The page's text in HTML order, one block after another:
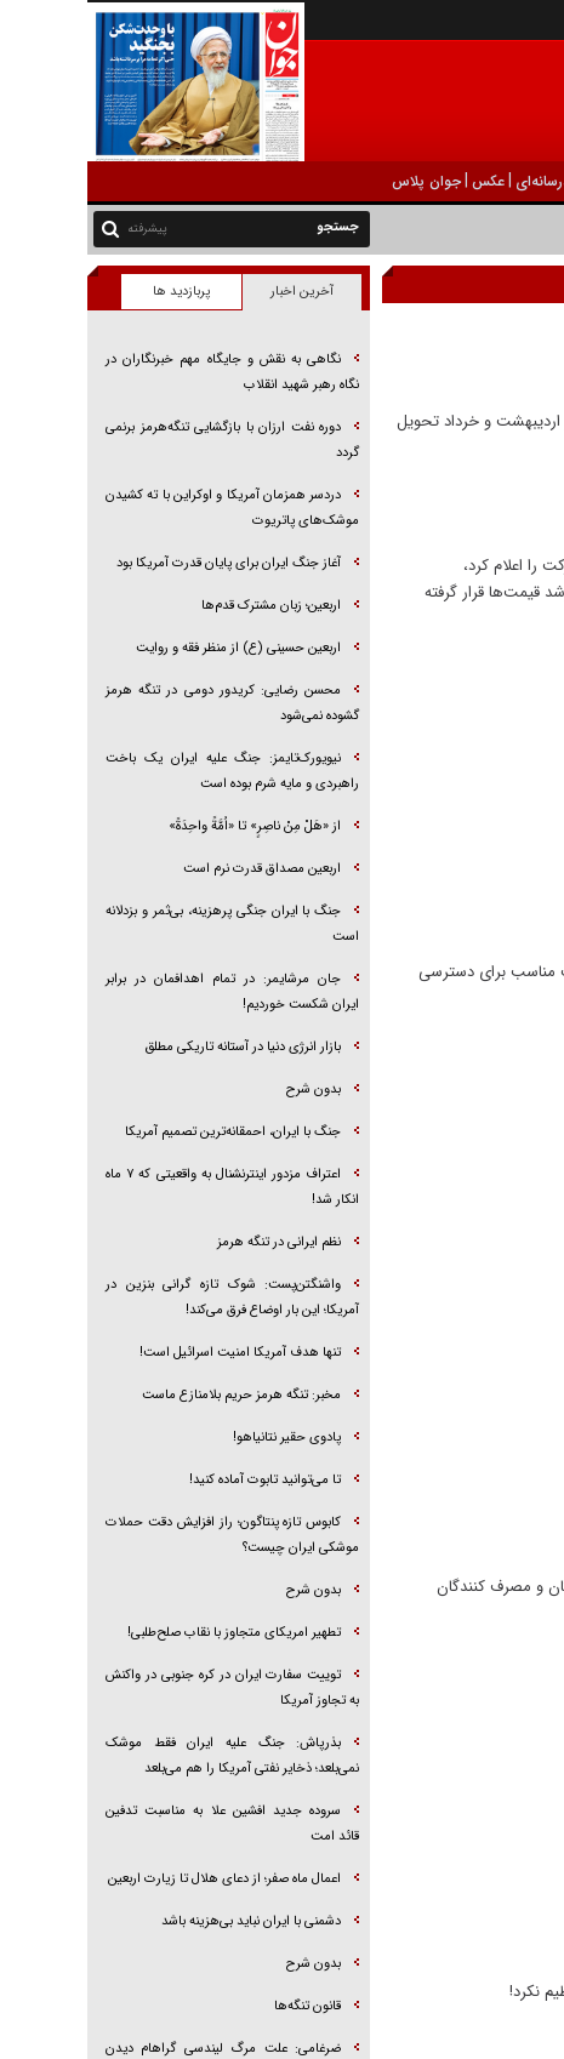
|عکس |جوان پلاس
پیشرفته
در اردیبهشت و خرداد تحویل
را اعلام کرد،
افزایش ۴۹ درصدی، در صدر بیشترین رشد قیمت‌ها قرار گرفته
مناسب برای دسترسی
و مصرف کنندگان
آخرین اخبار پربازدید ها
نگاهی به نقش و جایگاه مهم خبرنگاران در
نگاه رهبر شهید انقلاب
دوره نفت ارزان با بازگشایی تنگه‌هرمز برنمی
گردد
دردسر همزمان آمریکا و اوکراین با ته کشیدن
موشک‌های پاتریوت
آغاز جنگ ایران برای پایان قدرت آمریکا بود
اربعین؛ زبان مشترک قدم‌ها
اربعین حسینی (ع) از منظر فقه و روایت
محسن رضایی: کریدور دومی در تنگه هرمز
گشوده نمی‌شود
نیویورک‌تایمز: جنگ علیه ایران یک باخت
راهبردی و مایه شرم بوده است
از «هَلْ مِنْ ناصِرٍ» تا «اُمَّةً واحِدَةً»
اربعین مصداق قدرت نرم است
جنگ با ایران جنگی پرهزینه، بی‌ثمر و بزدلانه
است
جان مرشایمر: در تمام اهدافمان در برابر
ایران شکست خوردیم!
بازار انرژی دنیا در آستانه تاریکی مطلق
بدون شرح
جنگ با ایران، احمقانه‌ترین تصمیم آمریکا
اعتراف مزدور اینترنشنال به واقعیتی که ۷ ماه
انکار شد!
نظم ایرانی در تنگه هرمز
واشنگتن‌پست: شوک تازه گرانی بنزین در
آمریکا؛ این بار اوضاع فرق می‌کند!
تنها هدف آمریکا امنیت اسرائیل است!
مخبر: تنگه هرمز حریم بلامنازع ماست
پادوی حقیر نتانیاهو!
تا می‌توانید تابوت آماده کنید!
کابوس تازه پنتاگون؛ راز افزایش دقت حملات
موشکی ایران چیست؟
بدون شرح
تطهیر امریکای متجاوز با نقاب صلح‌طلبی!
توییت سفارت ایران در کره جنوبی در واکنش
به تجاوز آمریکا
بذرپاش: ‏جنگ علیه ایران فقط موشک
نمی‌بلعد؛ ذخایر نفتی آمریکا را هم می‌بلعد
سروده جدید افشین علا به مناسبت تدفین
قائد امت
اعمال ماه صفر؛ از دعای هلال تا زیارت اربعین
دشمنی با ایران نباید بی‌هزینه باشد
بدون شرح
قانون تنگه‌ها
ضرغامی: علت مرگ لیندسی گراهام دیدن